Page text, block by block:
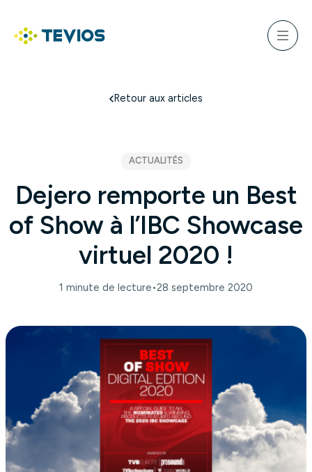
contenu
Menu
Dejero remporte un Best
of Show à l’IBC Showcase
virtuel 2020 !
Retour aux articles
ACTUALITÉS
1 minute de lecture•28 septembre 2020